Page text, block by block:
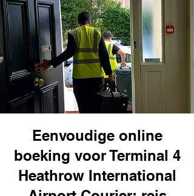
Eenvoudige online
boeking voor Terminal 4
Heathrow International